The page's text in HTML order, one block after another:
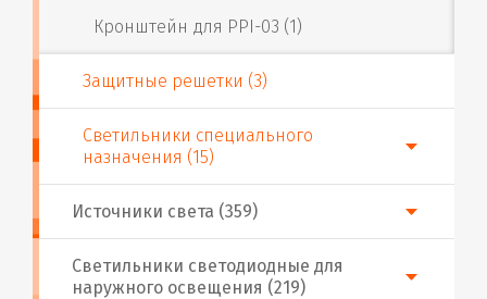
Источники света (359)
Кронштейн для PPI-03 (1)
Защитные решетки (3)
Светильники специального
назначения (15)
Светильники светодиодные для
наружного освещения (219)